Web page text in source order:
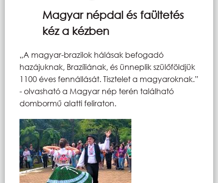
Magyar népdal és faültetés
kéz a kézben
„A magyar-brazilok hálásak befogadó
hazájuknak, Brazíliának, és ünneplik szülőföldjük
1100 éves fennállását. Tisztelet a magyaroknak.”
- olvasható a Magyar nép terén található
dombormű alatti feliraton.